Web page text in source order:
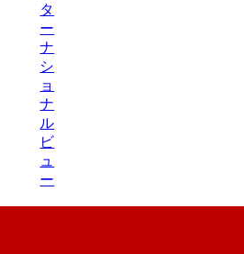
タ
ー
ナ
シ
ョ
ナ
ル
ビ
ュ
ー